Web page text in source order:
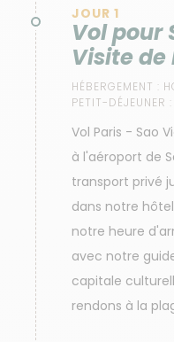
JOUR 1
Vol pour
Visite de
HÉBERGEMENT :
PETIT-DÉJEUNER :
Vol Paris - Sao
à l'aéroport de
transport privé
dans notre
notre heure
avec notre
capitale
rendons à la